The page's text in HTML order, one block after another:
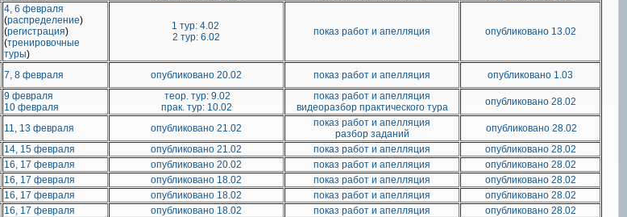
4, 6 февраля
(распределение)
(регистрация)
(тренировочные
туры)
1 тур: 4.02
2 тур: 6.02
показ работ и апелляция опубликовано 13.02
7, 8 февраля опубликовано 20.02 показ работ и апелляция опубликовано 1.03
9 февраля
10 февраля
теор. тур: 9.02
прак. тур: 10.02
показ работ и апелляция
видеоразбор практического тура
опубликовано 28.02
11, 13 февраля опубликовано 21.02
показ работ и апелляция
разбор заданий
опубликовано 28.02
14, 15 февраля опубликовано 21.02 показ работ и апелляция
опубликовано 28.02
16, 17 февраля опубликовано 20.02 показ работ и апелляция
опубликовано 28.02
16, 17 февраля опубликовано 18.02 показ работ и апелляция
опубликовано 28.02
16, 17 февраля опубликовано 18.02 показ работ и апелляция
опубликовано 28.02
16, 17 февраля опубликовано 18.02 показ работ и апелляция опубликовано 28.02